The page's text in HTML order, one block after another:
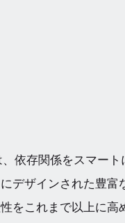
、依存関係をスマー
デザインされた豊
をこれまで以上に高